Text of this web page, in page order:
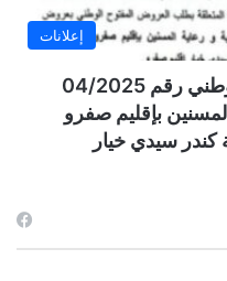
إعلانات
إعلان عن طلب عروض مفتوح وطني رقم 04/2025
بإقليم صفرو
كندر سيدي خيار